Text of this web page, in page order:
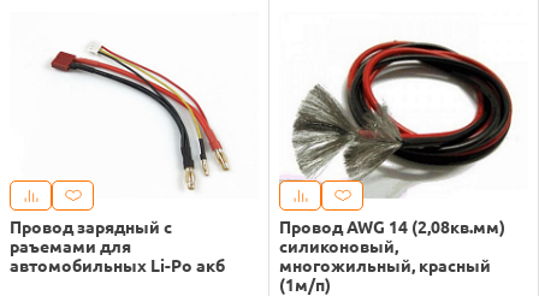
Провод зарядный с
раъемами для
автомобильных Li-Po акб
Провод AWG 14 (2,08кв.мм)
силиконовый,
многожильный, красный
(1м/п)